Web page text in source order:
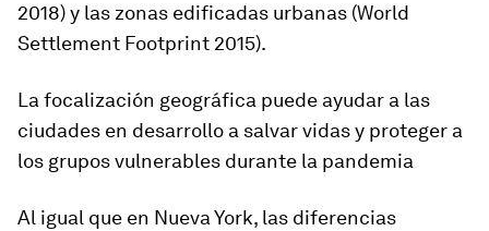
2018) y las zonas edificadas urbanas (World
Settlement Footprint 2015).
La focalización geográfica puede ayudar a las
ciudades en desarrollo a salvar vidas y proteger a
los grupos vulnerables durante la pandemia
Al igual que en Nueva York, las diferencias